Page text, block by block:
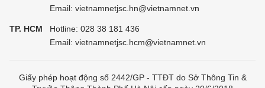
Email: vietnamnetjsc.hn@vietnamnet.vn
TP. HCM Hotline: 028 38 181 436
Email: vietnamnetjsc.hcm@vietnamnet.vn
Giấy phép hoạt động số 2442/GP - TTĐT do Sở Thông Tin &